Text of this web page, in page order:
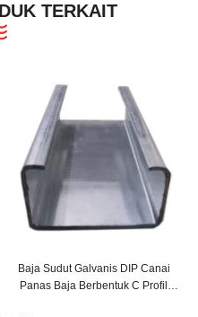
TERKAIT
Baja Sudut Galvanis DIP Canai
Panas Baja Berbentuk C Profil